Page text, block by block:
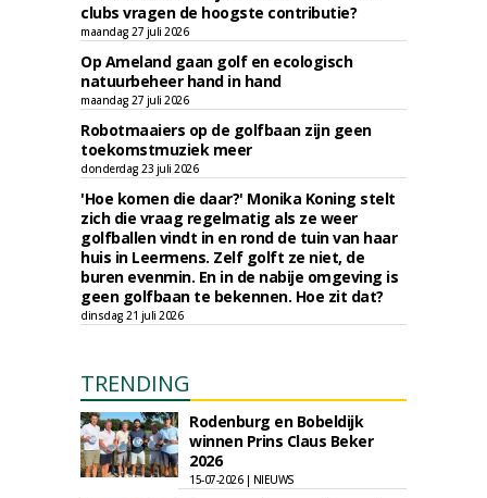
clubs vragen de hoogste contributie?
maandag 27 juli 2026
Op Ameland gaan golf en ecologisch
natuurbeheer hand in hand
maandag 27 juli 2026
Robotmaaiers op de golfbaan zijn geen
toekomstmuziek meer
donderdag 23 juli 2026
'Hoe komen die daar?' Monika Koning stelt
zich die vraag regelmatig als ze weer
golfballen vindt in en rond de tuin van haar
huis in Leermens. Zelf golft ze niet, de
buren evenmin. En in de nabije omgeving is
geen golfbaan te bekennen. Hoe zit dat?
dinsdag 21 juli 2026
TRENDING
Rodenburg en Bobeldijk
winnen Prins Claus Beker
2026
15-07-2026 | NIEUWS